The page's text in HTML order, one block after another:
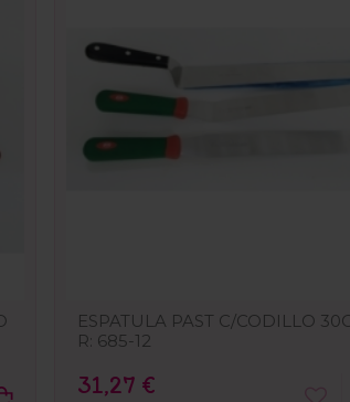
ESPATULA PAST C/CODILLO
R: 685-12
31,27 €